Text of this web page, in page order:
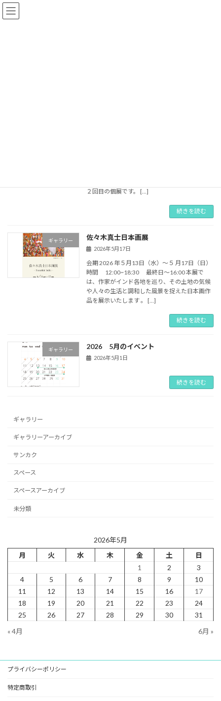
コ
ン
ナ
ビ
２回目の個展です。 […]
続きを読む
ギャラリー 佐々木真士日本画展
2026年5月17日
会期 2026 年５月13日（水）～５ 月17日（日）
時間 12:00~18:30 最終日～16:00 本展で
は、作家がインド各地を巡り、その土地の気候
や人々の生活と調和した風景を捉えた日本画作
品を展示いたします 。 […]
続きを読む
ギャラリー 2026 5月のイベント
2026年5月1日
続きを読む
ギャラリー
ギャラリーアーカイブ
サンカク
スペース
スペースアーカイブ
未分類
2026年5月
月
火 水 木 金 土
日
1
2
3
4
5 6 7 8 9
10
11
12 13 14 15 16
17
18
19 20 21 22 23
24
25
26 27 28 29 30
31
« 4月
6月 »
プライバシーポリシー
特定商取引